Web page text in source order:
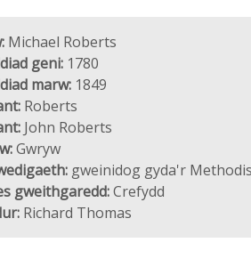
Michael Roberts
geni: 1780
marw: 1849
Roberts
John Roberts
Gwryw
gweinidog gyda'r
gweithgaredd:Crefydd
Richard Thomas